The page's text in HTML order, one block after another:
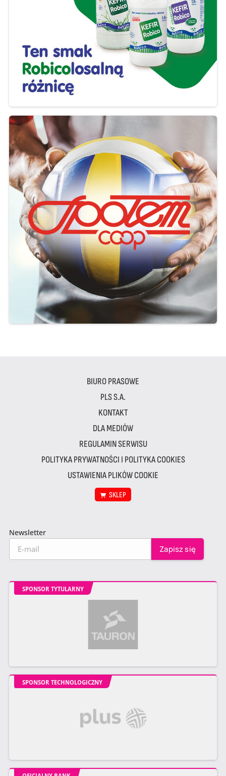
BIURO PRASOWE
PLS S.A.
KONTAKT
DLA MEDIÓW
REGULAMIN SERWISU
POLITYKA PRYWATNOŚCI I POLITYKA COOKIES
USTAWIENIA PLIKÓW COOKIE
SKLEP
Newsletter
SPONSOR TYTULARNY
SPONSOR TECHNOLOGICZNY